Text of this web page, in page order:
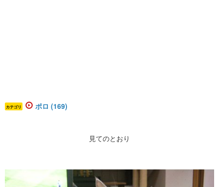
カテゴリ ポロ (169)
見てのとおり